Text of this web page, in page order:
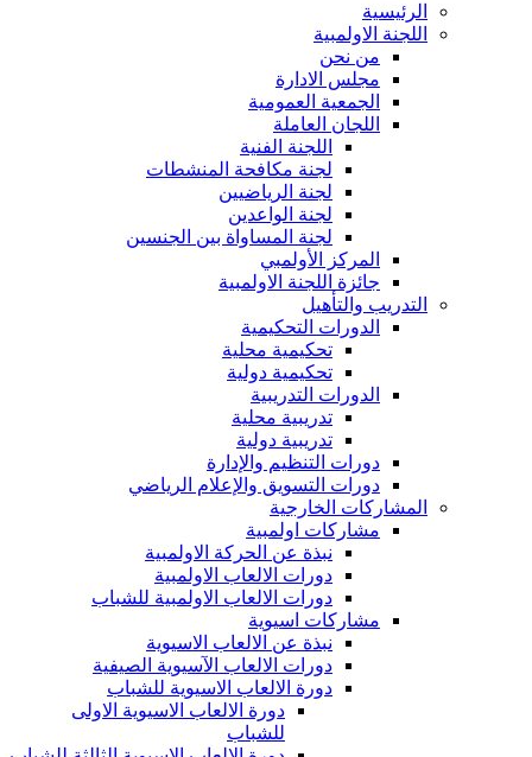
الرئيسية
اللجنة الاولمبية
من نحن
مجلس الادارة
الجمعية العمومية
اللجان العاملة
اللجنة الفنية
لجنة مكافحة المنشطات
لجنة الرياضيين
لجنة الواعدين
لجنة المساواة بين الجنسين
المركز الأولمبي
جائزة اللجنة الاولمبية
التدريب والتأهيل
الدورات التحكيمية
تحكيمية محلية
تحكيمية دولية
الدورات التدريبية
تدريبية محلية
تدريبية دولية
دورات التنظيم والإدارة
دورات التسويق والإعلام الرياضي
المشاركات الخارجية
مشاركات اولمبية
نبذة عن الحركة الاولمبية
دورات الالعاب الاولمبية
دورات الالعاب الاولمبية للشباب
مشاركات اسيوية
نبذة عن الالعاب الاسيوية
دورات الالعاب الآسيوية الصيفية
دورة الالعاب الاسيوية للشباب
دورة الالعاب الاسيوية الاولى
للشباب